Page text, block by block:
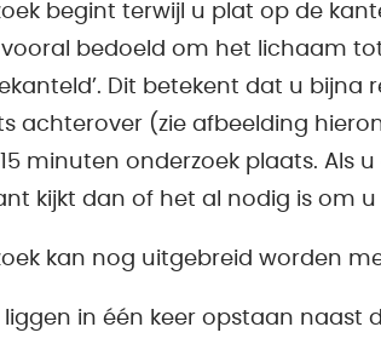
begint terwijl u plat op de
vooral bedoeld om het lichaam
Dit betekent dat u
achterover (zie afbeelding
minuten onderzoek plaats. Als
kijkt dan of het al nodig is om
kan nog uitgebreid worden
in één keer opstaan naast